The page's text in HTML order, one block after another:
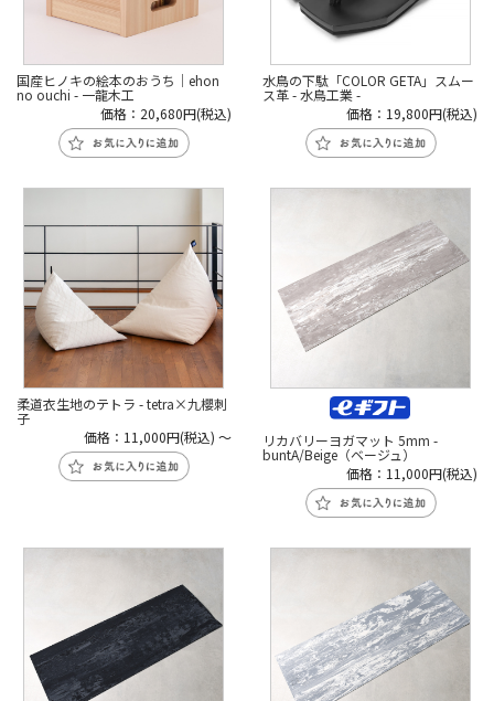
国産ヒノキの絵本のおうち│ehon
no ouchi - 一龍木工
価格：20,680円(税込)
水鳥の下駄「COLOR GETA」スムー
ス革 - 水鳥工業 -
価格：19,800円(税込)
柔道衣生地のテトラ - tetra×九櫻刺
子
価格：11,000円(税込) ～ リカバリーヨガマット 5mm -
buntA/Beige（ベージュ）
価格：11,000円(税込)